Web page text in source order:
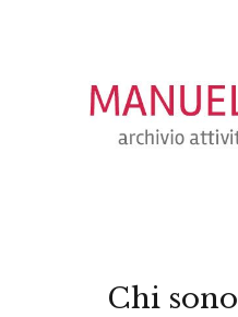
Chi sono